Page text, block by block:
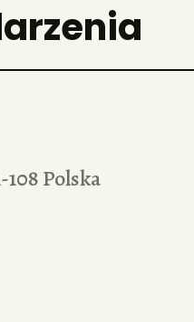
108Polska